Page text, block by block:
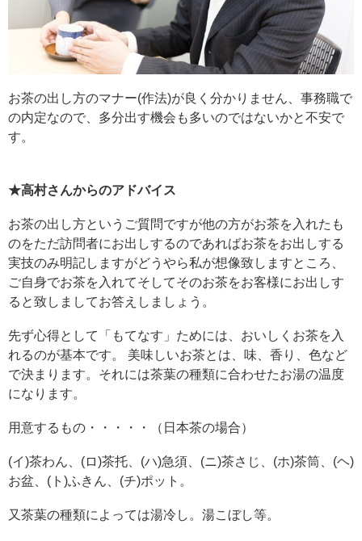
お茶の出し方のマナー(作法)が良く分かりません、事務職で
の内定なので、多分出す機会も多いのではないかと不安で
す。
★高村さんからのアドバイス
お茶の出し方というご質問ですが他の方がお茶を入れたも
のをただ訪問者にお出しするのであればお茶をお出しする
実技のみ明記しますがどうやら私が想像致しますところ、
ご自身でお茶を入れてそしてそのお茶をお客様にお出しす
ると致しましてお答えしましょう。
先ず心得として「もてなす」ためには、おいしくお茶を入
れるのが基本です。 美味しいお茶とは、味、香り、色など
で決まります。それには茶葉の種類に合わせたお湯の温度
になります。
用意するもの・・・・・（日本茶の場合）
(イ)茶わん、(ロ)茶托、(ハ)急須、(ニ)茶さじ、(ホ)茶筒、(ヘ)
お盆、(ト)ふきん、(チ)ポット。
又茶葉の種類によっては湯冷し。湯こぼし等。